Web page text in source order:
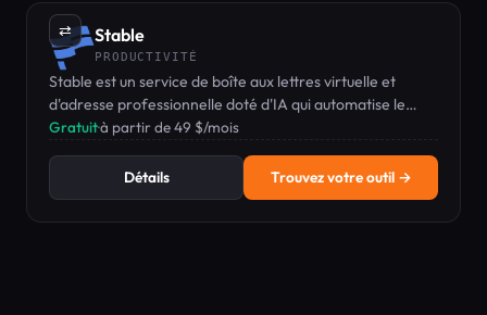
⇄ Stable
PRODUCTIVITÉ
Stable est un service de boîte aux lettres virtuelle et
d'adresse professionnelle doté d'IA qui automatise le
traitement, le résumé et le routage du courrier.
Gratuit·à partir de 49 $/mois
Détails Trouvez votre outil →